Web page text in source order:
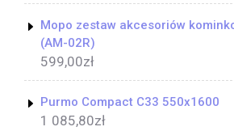
Mopo zestaw akcesoriów
(AM-02R)
599,00zł
Purmo Compact C33 550x1600
1 085,80zł